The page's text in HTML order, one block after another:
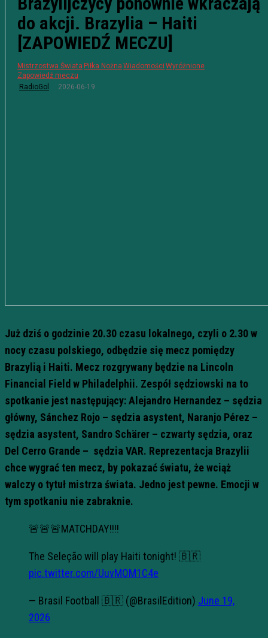
do akcji. Brazylia – Haiti
[ZAPOWIEDŹ MECZU]
Mistrzostwa Świata Piłka Nożna Wiadomości Wyróżnione
Zapowiedź meczu
RadioGol
2026-06-19
Już dziś o godzinie 20.30 czasu lokalnego, czyli o 2.30 w
nocy czasu polskiego, odbędzie się mecz pomiędzy
Brazylią i Haiti. Mecz rozgrywany będzie na Lincoln
Financial Field w Philadelphii. Zespół sędziowski na to
spotkanie jest następujący: Alejandro Hernandez – sędzia
główny, Sánchez Rojo – sędzia asystent, Naranjo Pérez –
sędzia asystent, Sandro Schärer – czwarty sędzia, oraz
Del Cerro Grande – sędzia VAR. Reprezentacja Brazylii
chce wygrać ten mecz, by pokazać światu, że wciąż
walczy o tytuł mistrza świata. Jedno jest pewne. Emocji w
tym spotkaniu nie zabraknie.
🚨🚨🚨MATCHDAY!!!!
The Seleção will play Haiti tonight! 🇧🇷
pic.twitter.com/UuvMOM1C4e
— Brasil Football 🇧🇷 (@BrasilEdition) June 19,
2026